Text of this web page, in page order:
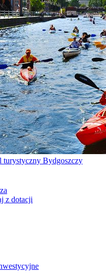
turystyczny Bydgoszczy
z dotacji